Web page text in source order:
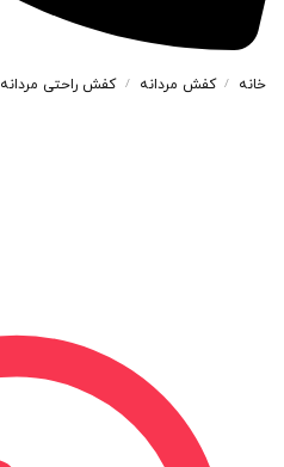
خانه / کفش مردانه / کفش راحتی مردانه